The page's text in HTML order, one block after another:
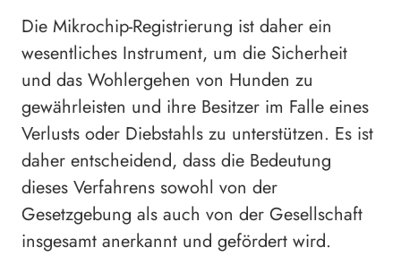
Die Mikrochip-Registrierung ist daher ein
wesentliches Instrument, um die Sicherheit
und das Wohlergehen von Hunden zu
gewährleisten und ihre Besitzer im Falle eines
Verlusts oder Diebstahls zu unterstützen. Es ist
daher entscheidend, dass die Bedeutung
dieses Verfahrens sowohl von der
Gesetzgebung als auch von der Gesellschaft
insgesamt anerkannt und gefördert wird.